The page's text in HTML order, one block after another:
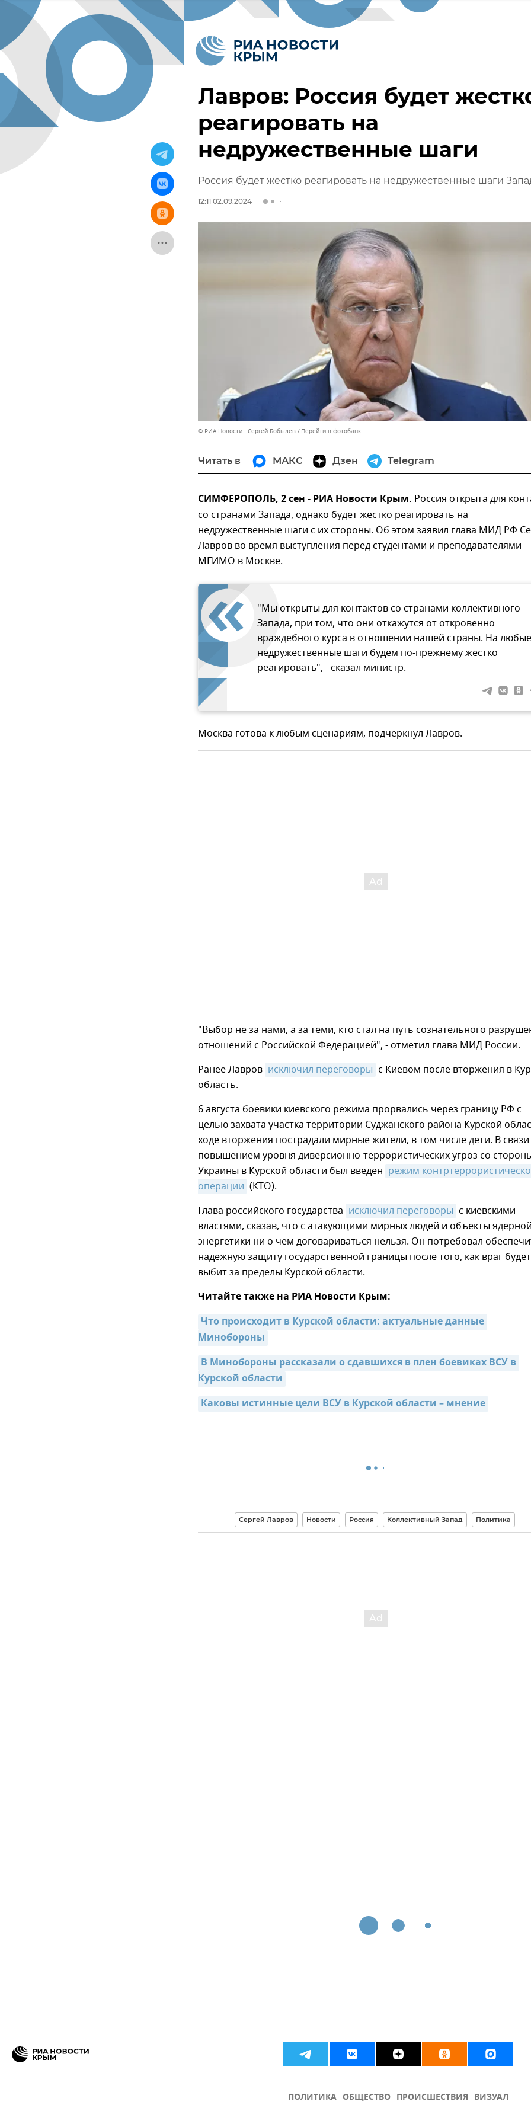
Лавров: Россия будет
реагировать на
недружественные шаги
Россия будет жестко реагировать на недружественные шаги
12:11 02.09.2024
© РИА Новости . Сергей Бобылев Перейти в фотобанк
Читать в МАКС Дзен Telegram
СИМФЕРОПОЛЬ, 2 сен - РИА Новости Крым. Россия открыта для
со странами Запада, однако будет жестко реагировать на
недружественные шаги с их стороны. Об этом заявил глава МИД РФ
Лавров во время выступления перед студентами и преподавателями
МГИМО в Москве.
"Мы открыты для контактов со странами коллективного
Запада, при том, что они откажутся от откровенно
враждебного курса в отношении нашей страны. На любые
недружественные шаги будем по-прежнему жестко
реагировать", - сказал министр.
Москва готова к любым сценариям, подчеркнул Лавров.
"Выбор не за нами, а за теми, кто стал на путь сознательного
отношений с Российской Федерацией", - отметил глава МИД России.
Ранее Лавров исключил переговоры с Киевом после вторжения в
область.
6 августа боевики киевского режима прорвались через границу РФ с
целью захвата участка территории Суджанского района Курской
ходе вторжения пострадали мирные жители, в том числе дети. В связи
повышением уровня диверсионно-террористических угроз со
Украины в Курской области был введен режим
операции (КТО).
Глава российского государства исключил переговоры с киевскими
властями, сказав, что с атакующими мирных людей и объекты
энергетики ни о чем договариваться нельзя. Он потребовал
надежную защиту государственной границы после того, как враг будет
выбит за пределы Курской области.
Читайте также на РИА Новости Крым:
Что происходит в Курской области: актуальные данные
Минобороны
В Минобороны рассказали о сдавшихся в плен боевиках ВСУ в
Курской области
Каковы истинные цели ВСУ в Курской области – мнение
Сергей Лавров Новости Россия Коллективный Запад Политика
ПОЛИТИКА ОБЩЕСТВО ПРОИСШЕСТВИЯ ВИЗУАЛ